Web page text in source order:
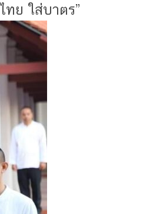
ย ใส่บาตร”